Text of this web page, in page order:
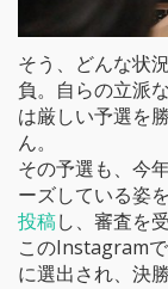
そう、どんな状
負。自らの立派
は厳しい予選を
ん。
その予選も、今
ーズしている姿
投稿し、審査を
このInstagram
に選出され、決